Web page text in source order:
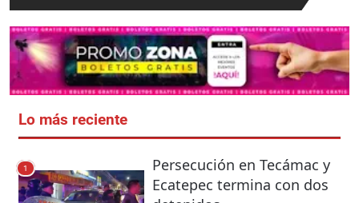
Lo más reciente
1
Persecución en Tecámac y
Ecatepec termina con dos